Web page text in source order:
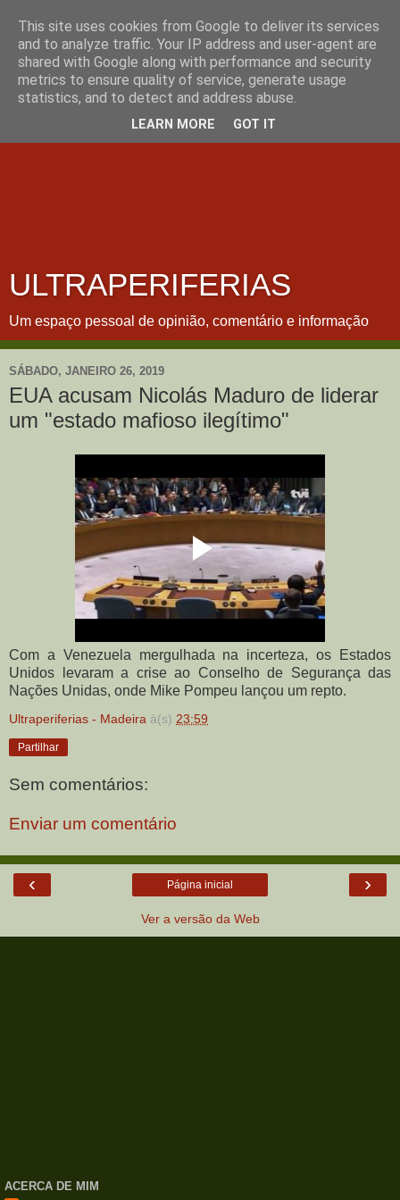
ULTRAPERIFERIAS
Um espaço pessoal de opinião, comentário e informação
SÁBADO, JANEIRO 26, 2019
EUA acusam Nicolás Maduro de liderar
um "estado mafioso ilegítimo"
Com a Venezuela mergulhada na incerteza, os Estados
Unidos levaram a crise ao Conselho de Segurança das
Nações Unidas, onde Mike Pompeu lançou um repto.
Ultraperiferias - Madeira à(s) 23:59
Partilhar
Sem comentários:
Enviar um comentário
‹ ›
Página inicial
Ver a versão da Web
ACERCA DE MIM
This site uses cookies from Google to deliver its services
and to analyze traffic. Your IP address and user-agent are
shared with Google along with performance and security
metrics to ensure quality of service, generate usage
statistics, and to detect and address abuse.
LEARN MORE GOT IT